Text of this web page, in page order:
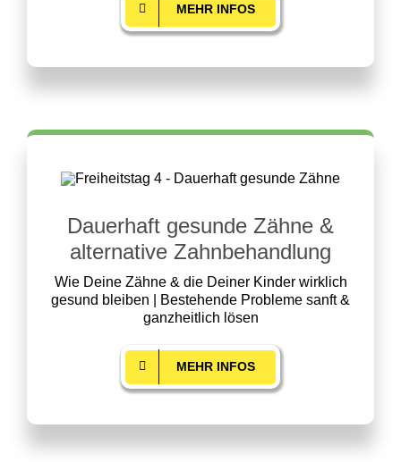
MEHR INFOS
Dauerhaft gesunde Zähne &
alternative Zahnbehandlung
Wie Deine Zähne & die Deiner Kinder wirklich
gesund bleiben | Bestehende Probleme sanft &
ganzheitlich lösen
MEHR INFOS